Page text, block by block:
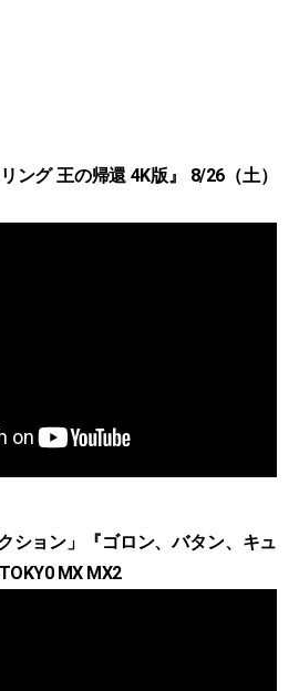
ング 王の帰還 4K版』 8/26（土）
ション」『ゴロン、バタン、キュ
MX MX2